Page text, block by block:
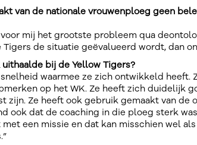
van de nationale vrouwenploeg geen
mij het grootste probleem qua
de situatie geëvalueerd wordt, dan
bij de Yellow Tigers?
waarmee ze zich ontwikkeld heeft.
op het WK. Ze heeft zich duidelijk
zijn. Ze heeft ook gebruik gemaakt van de
ook dat de coaching in die ploeg sterk
een missie en dat kan misschien wel